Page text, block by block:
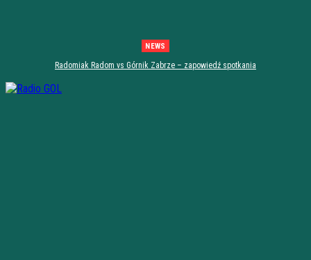
NEWS
Radomiak Radom vs Górnik Zabrze – zapowiedź spotkania